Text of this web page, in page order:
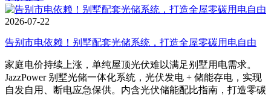
2026-07-22
告别市电依赖！别墅配套光储系统，打造全屋零碳用电自由
家庭电价持续上涨，单纯屋顶光伏难以满足别墅用电需求。
JazzPower 别墅光储一体化系统，光伏发电 + 储能存电，实现
自发自用、断电应急保供。内含光伏储能配比指南，打造零碳